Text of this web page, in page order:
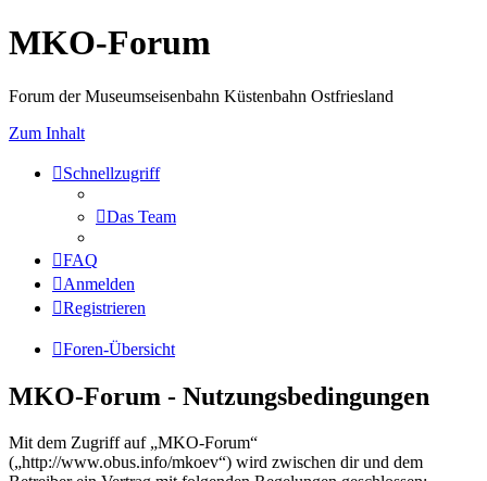
MKO-Forum
Forum der Museumseisenbahn Küstenbahn Ostfriesland
Zum Inhalt
Schnellzugriff
Das Team
FAQ
Anmelden
Registrieren
Foren-Übersicht
MKO-Forum - Nutzungsbedingungen
Mit dem Zugriff auf „MKO-Forum“
(„http://www.obus.info/mkoev“) wird zwischen dir und dem